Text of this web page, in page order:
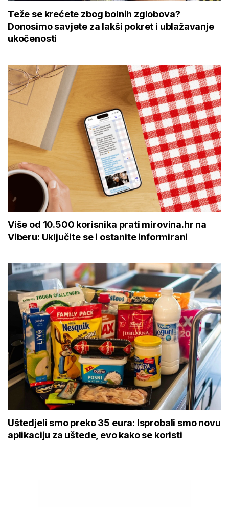
Teže se krećete zbog bolnih zglobova?
Donosimo savjete za lakši pokret i ublažavanje
ukočenosti
Više od 10.500 korisnika prati mirovina.hr na
Viberu: Uključite se i ostanite informirani
Uštedjeli smo preko 35 eura: Isprobali smo novu
aplikaciju za uštede, evo kako se koristi